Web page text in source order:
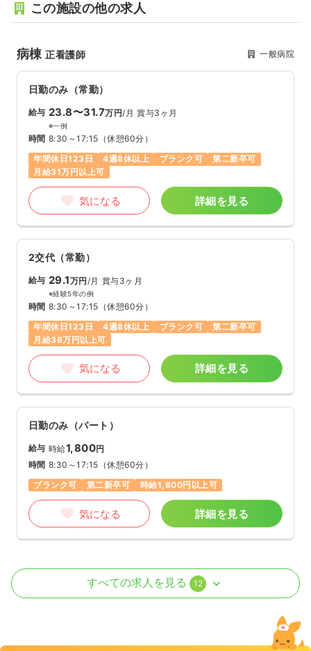
この施設の他の求人
病棟正看護師 一般病院
日勤のみ（常勤）
給与 23.8〜31.7万円/月 賞与3ヶ月
※一例
時間 8:30～17:15 （休憩60分）
年間休日123日
4週8休以上 ブランク可
第二新卒可
月給31万円以上可
気になる 詳細を見る
2交代（常勤）
給与 29.1万円/月 賞与3ヶ月
※経験5年の例
時間 8:30～17:15 （休憩60分）
年間休日123日
4週8休以上 ブランク可
第二新卒可
月給36万円以上可
気になる 詳細を見る
日勤のみ（パート）
給与 時給1,800円
時間 8:30～17:15 （休憩60分）
ブランク可
第二新卒可 時給1,800円以上可
気になる 詳細を見る
病棟 正看護師 / 管理職すべての求人を見る 12